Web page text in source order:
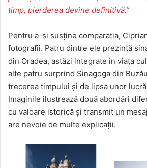
timp, pierderea devine definitivă.”
Pentru a-și susține comparația,
fotografii. Patru dintre ele prezintă
din Oradea, astăzi integrate în viața
alte patru surprind Sinagoga din
trecerea timpului și de lipsa unor
Imaginile ilustrează două abordări
cu valoare istorică și transmit un
are nevoie de multe explicații.